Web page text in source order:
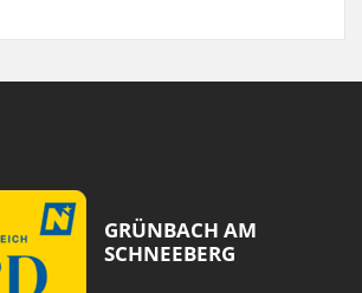
GRÜNBACH AM
SCHNEEBERG